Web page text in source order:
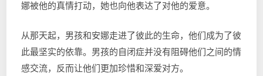
娜被他的真情打动，她也向他表达了对他的爱意。
从那天起，男孩和安娜走进了彼此的生命，他们成为了彼
此最坚实的依靠。男孩的自闭症并没有阻碍他们之间的情
感交流，反而让他们更加珍惜和深爱对方。